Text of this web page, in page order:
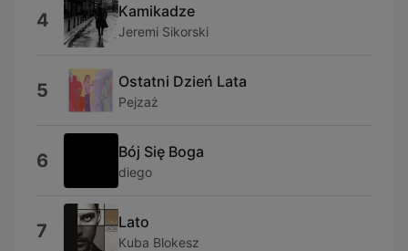
4 Kamikadze
Jeremi Sikorski
5 Ostatni Dzień Lata
Pejzaż
6 Bój Się Boga
diego
7 Lato
Kuba Blokesz